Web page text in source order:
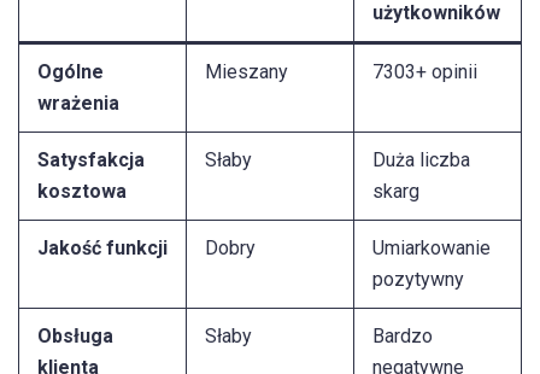
użytkowników
Ogólne
wrażenia
Mieszany 7303+ opinii
Satysfakcja
kosztowa
Słaby
Duża liczba
skarg
Jakość funkcji Dobry
Umiarkowanie
pozytywny
Obsługa
klienta
Słaby
Bardzo
negatywne